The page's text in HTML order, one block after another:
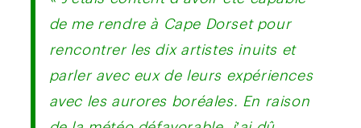
de me rendre à Cape Dorset pour
rencontrer les dix artistes inuits et
parler avec eux de leurs expériences
avec les aurores boréales. En raison
de la météo défavorable, j’ai dû